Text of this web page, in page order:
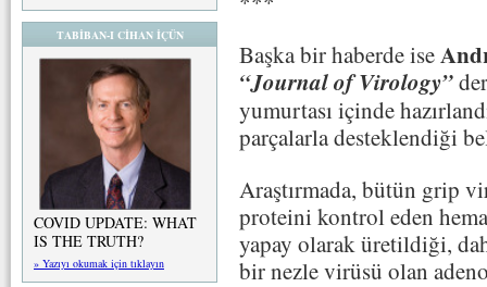
TABİBAN-I CİHAN İÇÜN
COVID UPDATE: WHAT
IS THE TRUTH?
» Yazıyı okumak için tıklayın
Başka bir haberde ise
“Journal of Virology”
yumurtası içinde
parçalarla desteklendiği
Araştırmada, bütün grip
proteini kontrol eden
yapay olarak üretildiği,
bir nezle virüsü olan